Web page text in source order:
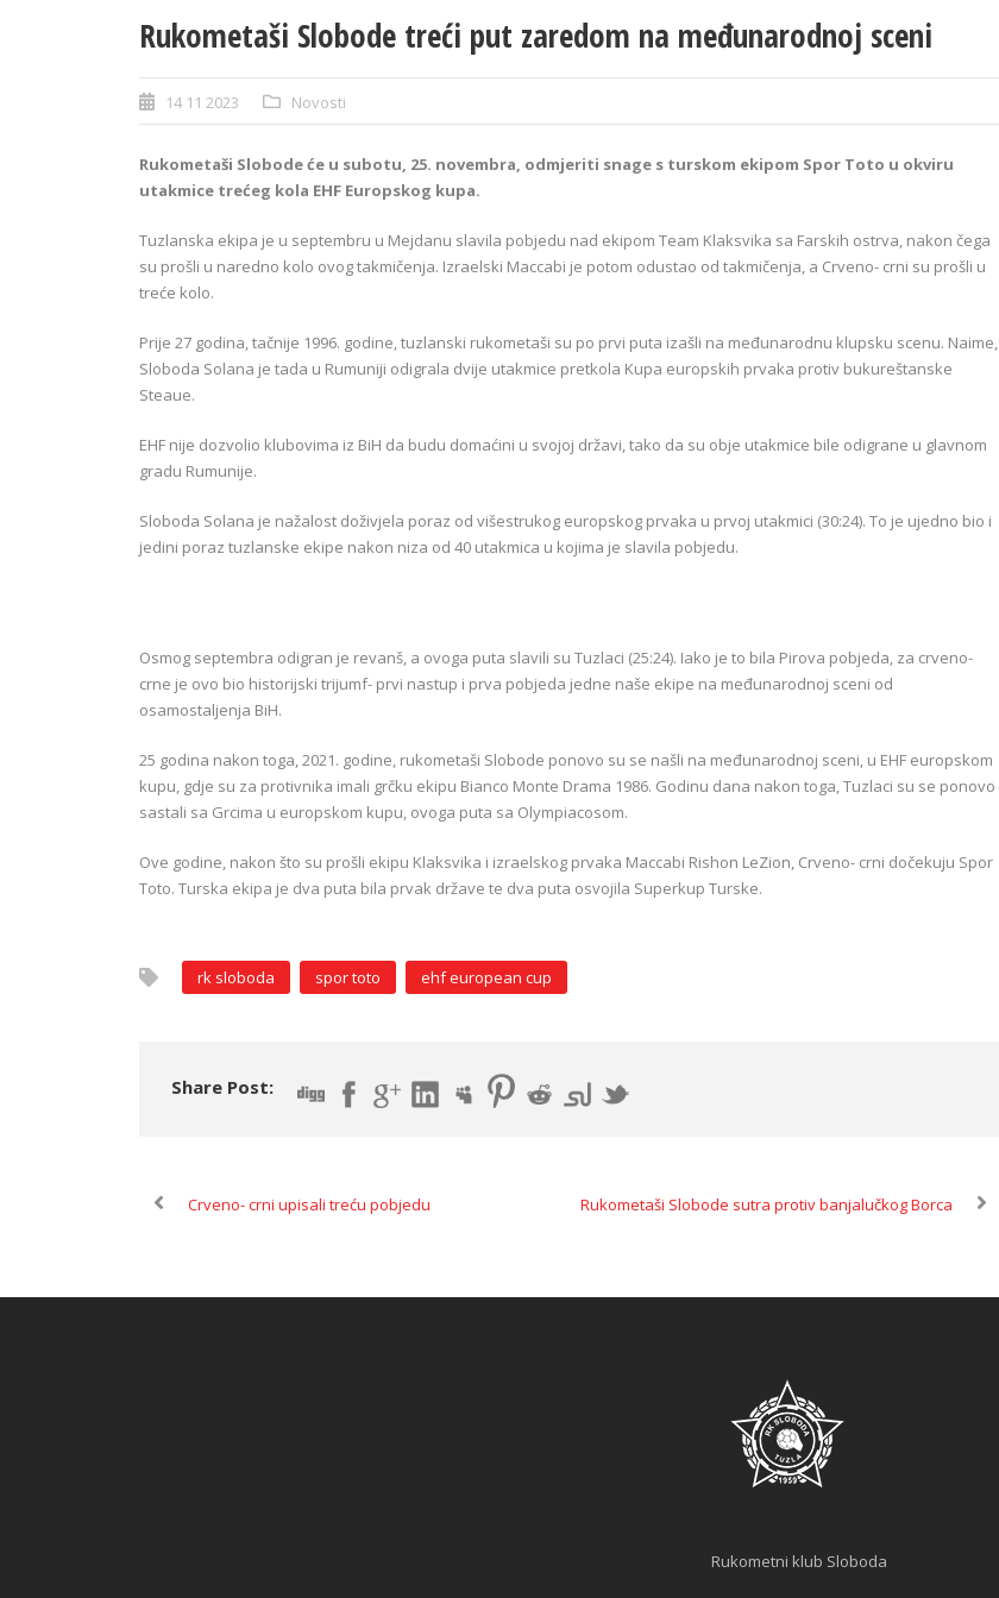
Rukometaši Slobode treći put zaredom na međunarodnoj sceni
14 11 2023 Novosti
Rukometaši Slobode će u subotu, 25. novembra, odmjeriti snage s turskom ekipom Spor Toto u okviru
utakmice trećeg kola EHF Europskog kupa.
Tuzlanska ekipa je u septembru u Mejdanu slavila pobjedu nad ekipom Team Klaksvika sa Farskih ostrva, nakon čega
su prošli u naredno kolo ovog takmičenja. Izraelski Maccabi je potom odustao od takmičenja, a Crveno- crni su prošli u
treće kolo.
Prije 27 godina, tačnije 1996. godine, tuzlanski rukometaši su po prvi puta izašli na međunarodnu klupsku scenu. Naime,
Sloboda Solana je tada u Rumuniji odigrala dvije utakmice pretkola Kupa europskih prvaka protiv bukureštanske
Steaue.
EHF nije dozvolio klubovima iz BiH da budu domaćini u svojoj državi, tako da su obje utakmice bile odigrane u glavnom
gradu Rumunije.
Sloboda Solana je nažalost doživjela poraz od višestrukog europskog prvaka u prvoj utakmici (30:24). To je ujedno bio i
jedini poraz tuzlanske ekipe nakon niza od 40 utakmica u kojima je slavila pobjedu.
Osmog septembra odigran je revanš, a ovoga puta slavili su Tuzlaci (25:24). Iako je to bila Pirova pobjeda, za crveno-
crne je ovo bio historijski trijumf- prvi nastup i prva pobjeda jedne naše ekipe na međunarodnoj sceni od
osamostaljenja BiH.
25 godina nakon toga, 2021. godine, rukometaši Slobode ponovo su se našli na međunarodnoj sceni, u EHF europskom
kupu, gdje su za protivnika imali grčku ekipu Bianco Monte Drama 1986. Godinu dana nakon toga, Tuzlaci su se ponovo
sastali sa Grcima u europskom kupu, ovoga puta sa Olympiacosom.
Ove godine, nakon što su prošli ekipu Klaksvika i izraelskog prvaka Maccabi Rishon LeZion, Crveno- crni dočekuju Spor
Toto. Turska ekipa je dva puta bila prvak države te dva puta osvojila Superkup Turske.
rk sloboda spor toto ehf european cup
Share Post:
Crveno- crni upisali treću pobjedu Rukometaši Slobode sutra protiv banjalučkog Borca
Rukometni klub Sloboda